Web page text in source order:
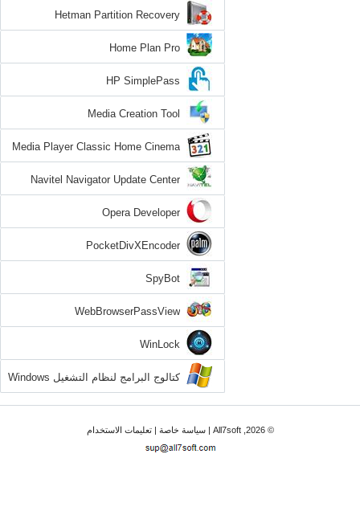
Hetman Partition Recovery
Home Plan Pro
HP SimplePass
Media Creation Tool
Media Player Classic Home Cinema
Navitel Navigator Update Center
Opera Developer
PocketDivXEncoder
SpyBot
WebBrowserPassView
WinLock
كتالوج البرامج لنظام التشغيل Windows
7
© 2026, All7soft | سياسة خاصة|تعليمات الاستخدام